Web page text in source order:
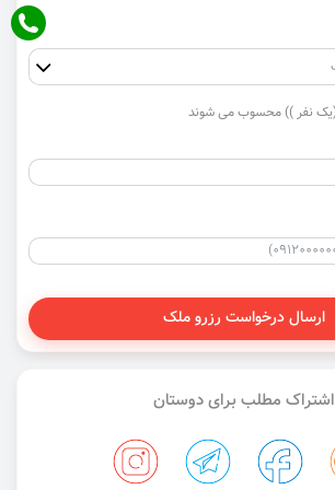
ارسال درخواست رزرو ملک
اشتراک مطلب برای دوستان